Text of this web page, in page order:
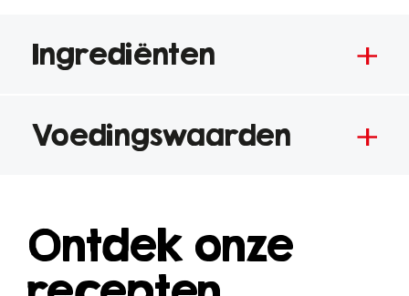
Ingrediënten
Voedingswaarden
Ontdek onze